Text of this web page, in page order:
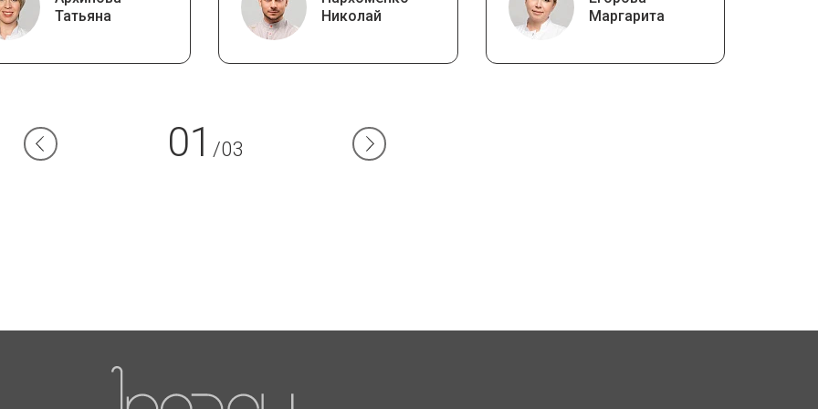
Татьяна
Николай
Маргарита
01 /03